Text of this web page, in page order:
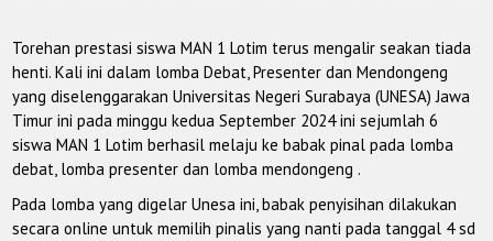
Torehan prestasi siswa MAN 1 Lotim terus mengalir seakan tiada
henti. Kali ini dalam lomba Debat, Presenter dan Mendongeng
yang diselenggarakan Universitas Negeri Surabaya (UNESA) Jawa
Timur ini pada minggu kedua September 2024 ini sejumlah 6
siswa MAN 1 Lotim berhasil melaju ke babak pinal pada lomba
debat, lomba presenter dan lomba mendongeng .
Pada lomba yang digelar Unesa ini, babak penyisihan dilakukan
secara online untuk memilih pinalis yang nanti pada tanggal 4 sd